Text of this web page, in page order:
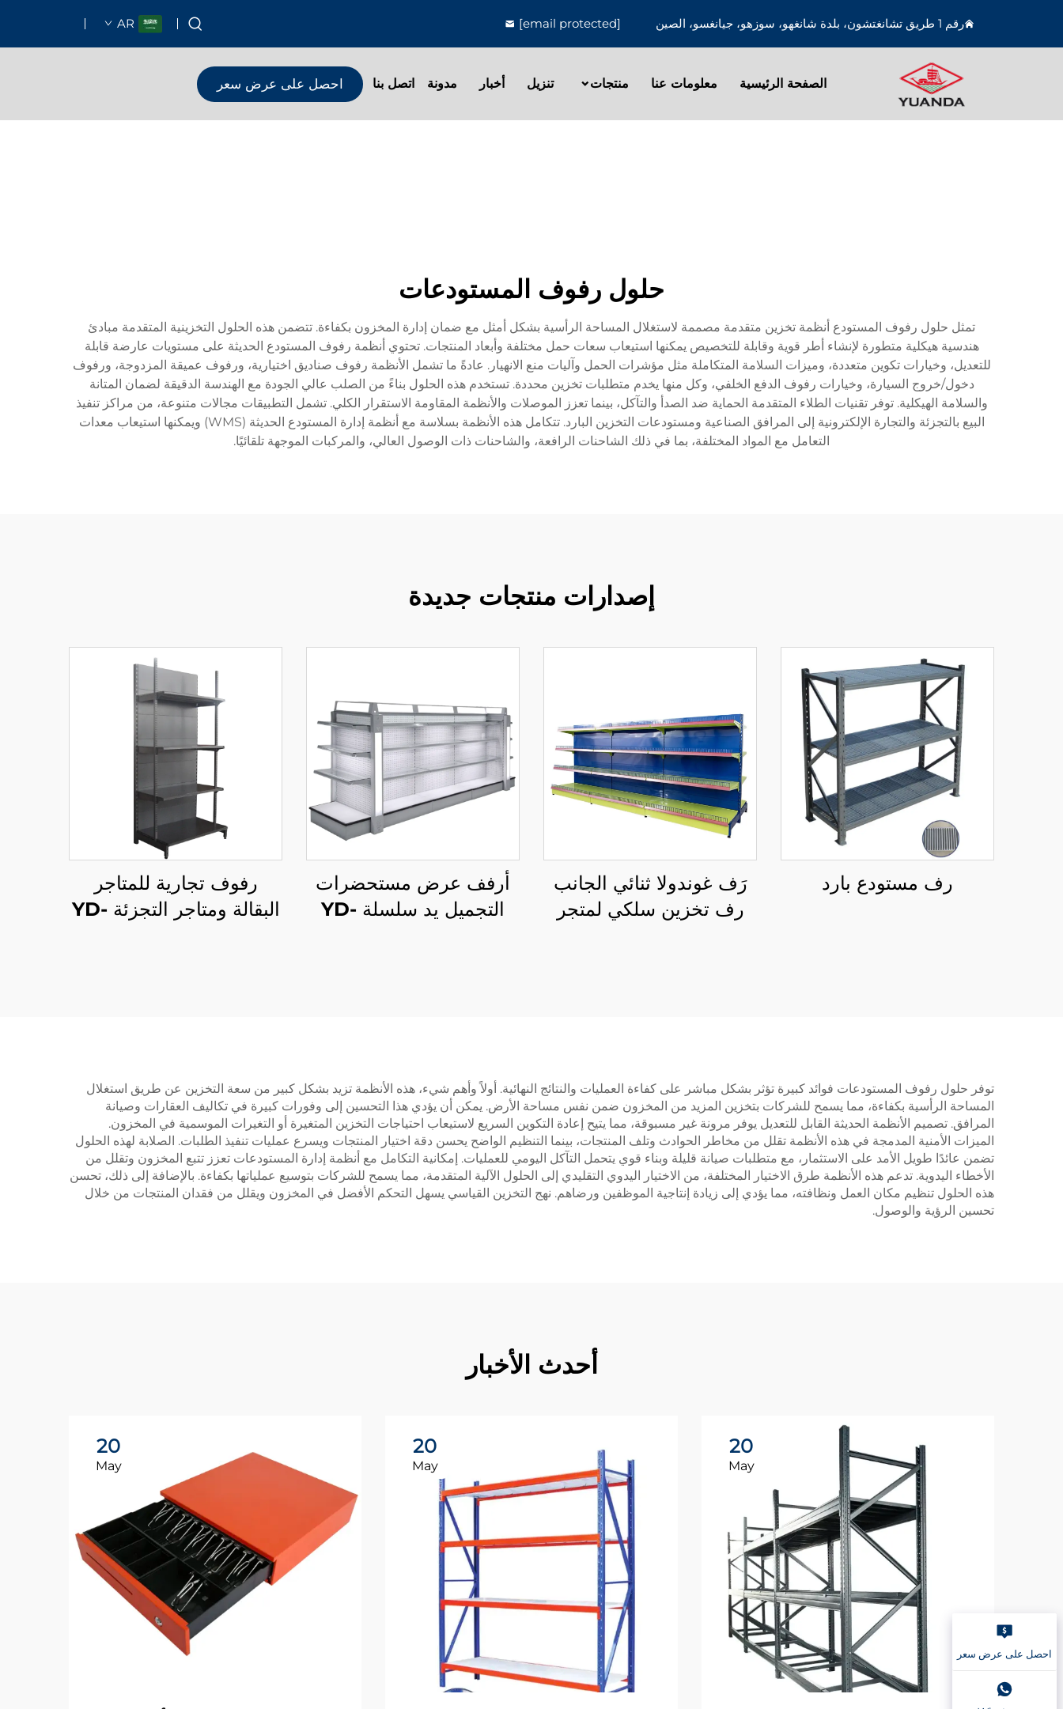
رقم 1 طريق تشانغتشون، بلدة شانغهو، سوزهو، جيانغسو، الصين [email protected]
AR
الصفحة الرئيسية معلومات عنا منتجات تنزيل أخبار مدونة اتصل بنا احصل على عرض سعر
حلول رفوف المستودعات
تمثل حلول رفوف المستودع أنظمة تخزين متقدمة مصممة لاستغلال المساحة الرأسية بشكل أمثل مع ضمان إدارة المخزون بكفاءة. تتضمن هذه الحلول التخزينية المتقدمة مبادئ
هندسية هيكلية متطورة لإنشاء أطر قوية وقابلة للتخصيص يمكنها استيعاب سعات حمل مختلفة وأبعاد المنتجات. تحتوي أنظمة رفوف المستودع الحديثة على مستويات عارضة قابلة
للتعديل، وخيارات تكوين متعددة، وميزات السلامة المتكاملة مثل مؤشرات الحمل وآليات منع الانهيار. عادةً ما تشمل الأنظمة رفوف صناديق اختيارية، ورفوف عميقة المزدوجة، ورفوف
دخول/خروج السيارة، وخيارات رفوف الدفع الخلفي، وكل منها يخدم متطلبات تخزين محددة. تستخدم هذه الحلول بناءً من الصلب عالي الجودة مع الهندسة الدقيقة لضمان المتانة
والسلامة الهيكلية. توفر تقنيات الطلاء المتقدمة الحماية ضد الصدأ والتآكل، بينما تعزز الموصلات والأنظمة المقاومة الاستقرار الكلي. تشمل التطبيقات مجالات متنوعة، من مراكز تنفيذ
البيع بالتجزئة والتجارة الإلكترونية إلى المرافق الصناعية ومستودعات التخزين البارد. تتكامل هذه الأنظمة بسلاسة مع أنظمة إدارة المستودع الحديثة (WMS) ويمكنها استيعاب معدات
التعامل مع المواد المختلفة، بما في ذلك الشاحنات الرافعة، والشاحنات ذات الوصول العالي، والمركبات الموجهة تلقائيًا.
إصدارات منتجات جديدة
رف مستودع بارد
رَف غوندولا ثنائي الجانب
رف تخزين سلكي لمتجر
أرفف عرض مستحضرات
التجميل يد سلسلة YD-
رفوف تجارية للمتاجر
البقالة ومتاجر التجزئة YD-
توفر حلول رفوف المستودعات فوائد كبيرة تؤثر بشكل مباشر على كفاءة العمليات والنتائج النهائية. أولاً وأهم شيء، هذه الأنظمة تزيد بشكل كبير من سعة التخزين عن طريق استغلال
المساحة الرأسية بكفاءة، مما يسمح للشركات بتخزين المزيد من المخزون ضمن نفس مساحة الأرض. يمكن أن يؤدي هذا التحسين إلى وفورات كبيرة في تكاليف العقارات وصيانة
المرافق. تصميم الأنظمة الحديثة القابل للتعديل يوفر مرونة غير مسبوقة، مما يتيح إعادة التكوين السريع لاستيعاب احتياجات التخزين المتغيرة أو التغيرات الموسمية في المخزون.
الميزات الأمنية المدمجة في هذه الأنظمة تقلل من مخاطر الحوادث وتلف المنتجات، بينما التنظيم الواضح يحسن دقة اختيار المنتجات ويسرع عمليات تنفيذ الطلبات. الصلابة لهذه الحلول
تضمن عائدًا طويل الأمد على الاستثمار، مع متطلبات صيانة قليلة وبناء قوي يتحمل التآكل اليومي للعمليات. إمكانية التكامل مع أنظمة إدارة المستودعات تعزز تتبع المخزون وتقلل من
الأخطاء اليدوية. تدعم هذه الأنظمة طرق الاختيار المختلفة، من الاختيار اليدوي التقليدي إلى الحلول الآلية المتقدمة، مما يسمح للشركات بتوسيع عملياتها بكفاءة. بالإضافة إلى ذلك، تحسن
هذه الحلول تنظيم مكان العمل ونظافته، مما يؤدي إلى زيادة إنتاجية الموظفين ورضاهم. نهج التخزين القياسي يسهل التحكم الأفضل في المخزون ويقلل من فقدان المنتجات من خلال
تحسين الرؤية والوصول.
أحدث الأخبار
20
May
20
May
20
May
احصل على عرض سعر